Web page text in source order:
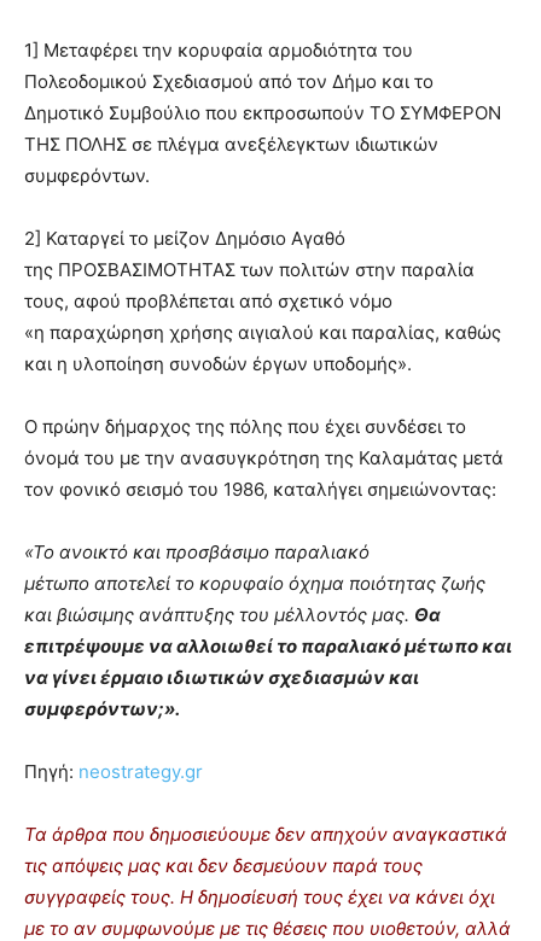
1] Μεταφέρει την κορυφαία αρμοδιότητα του
Πολεοδομικού Σχεδιασμού από τον Δήμο και το
Δημοτικό Συμβούλιο που εκπροσωπούν ΤΟ ΣΥΜΦΕΡΟΝ
ΤΗΣ ΠΟΛΗΣ σε πλέγμα ανεξέλεγκτων ιδιωτικών
συμφερόντων.
2] Καταργεί το μείζον Δημόσιο Αγαθό
της ΠΡΟΣΒΑΣΙΜΟΤΗΤΑΣ των πολιτών στην παραλία
τους, αφού προβλέπεται από σχετικό νόμο
«η παραχώρηση χρήσης αιγιαλού και παραλίας, καθώς
και η υλοποίηση συνοδών έργων υποδομής».
Ο πρώην δήμαρχος της πόλης που έχει συνδέσει το
όνομά του με την ανασυγκρότηση της Καλαμάτας μετά
τον φονικό σεισμό του 1986, καταλήγει σημειώνοντας:
«Το ανοικτό και προσβάσιμο παραλιακό
μέτωπο αποτελεί το κορυφαίο όχημα ποιότητας ζωής
και βιώσιμης ανάπτυξης του μέλλοντός μας. Θα
επιτρέψουμε να αλλοιωθεί το παραλιακό μέτωπο και
να γίνει έρμαιο ιδιωτικών σχεδιασμών και
συμφερόντων;».
Πηγή: neostrategy.gr
Τα άρθρα που δημοσιεύουμε δεν απηχούν αναγκαστικά
τις απόψεις μας και δεν δεσμεύουν παρά τους
συγγραφείς τους. Η δημοσίευσή τους έχει να κάνει όχι
με το αν συμφωνούμε με τις θέσεις που υιοθετούν, αλλά